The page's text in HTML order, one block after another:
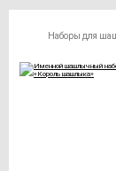
Наборы для